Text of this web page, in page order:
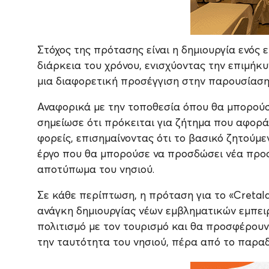
Στόχος της πρότασης είναι η δημιουργία
διάρκεια του χρόνου, ενισχύοντας την
μια διαφορετική προσέγγιση στην
Αναφορικά με την τοποθεσία όπου θα
σημείωσε ότι πρόκειται για ζήτημα που
φορείς, επισημαίνοντας ότι το βασικό
έργο που θα μπορούσε να προσδώσει νέα
αποτύπωμα του νησιού.
Σε κάθε περίπτωση, η πρόταση για το
ανάγκη δημιουργίας νέων εμβληματικών
πολιτισμό με τον τουρισμό και θα
την ταυτότητα του νησιού, πέρα από το